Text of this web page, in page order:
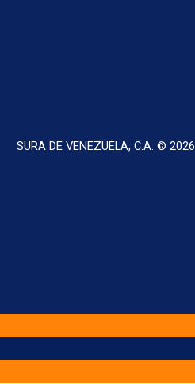
SURA DE VENEZUELA, C.A. © 2026